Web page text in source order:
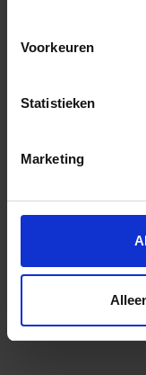
Voorkeuren
Statistieken
Marketing